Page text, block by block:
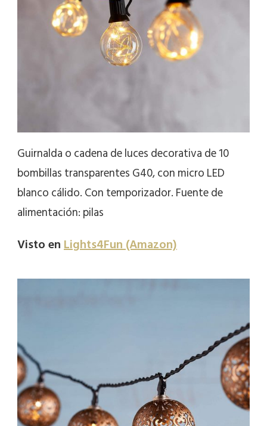
Guirnalda o cadena de luces decorativa de 10
bombillas transparentes G40, con micro LED
blanco cálido. Con temporizador. Fuente de
alimentación: pilas
Visto enLights4Fun (Amazon)